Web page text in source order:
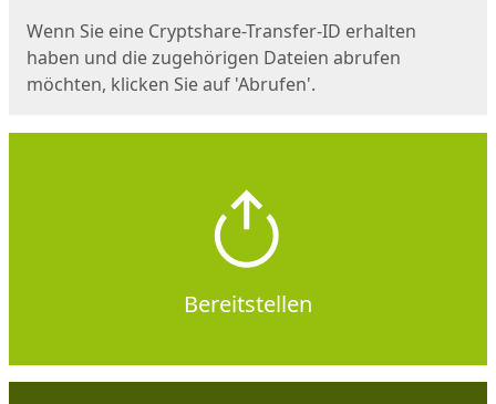
Wenn Sie eine Cryptshare-Transfer-ID erhalten
haben und die zugehörigen Dateien abrufen
möchten, klicken Sie auf 'Abrufen'.
Bereitstellen